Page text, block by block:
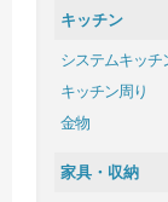
キッチン
システムキッチ
キッチン周り
金物
家具・収納